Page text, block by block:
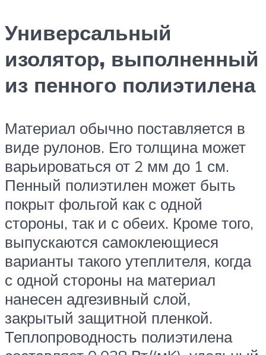
Универсальный
изолятор, выполненный
из пенного полиэтилена
Материал обычно поставляется в
виде рулонов. Его толщина может
варьироваться от 2 мм до 1 см.
Пенный полиэтилен может быть
покрыт фольгой как с одной
стороны, так и с обеих. Кроме того,
выпускаются самоклеющиеся
варианты такого утеплителя, когда
с одной стороны на материал
нанесен адгезивный слой,
закрытый защитной пленкой.
Теплопроводность полиэтилена